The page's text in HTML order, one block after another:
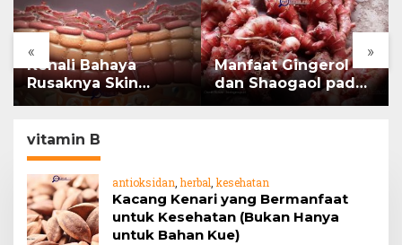
« »
Kenali Bahaya
Rusaknya Skin
Barrier
Manfaat Gingerol
dan Shaogaol pada
vitamin B
antioksidan ,herbal kesehatan
Kacang Kenari yang Bermanfaat
untuk Kesehatan (Bukan Hanya
untuk Bahan Kue)